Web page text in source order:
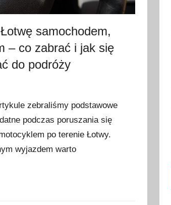
samochodem,
– co zabrać i jak się
do podróży
zebraliśmy podstawowe
podczas poruszania się
po terenie Łotwy.
wyjazdem warto